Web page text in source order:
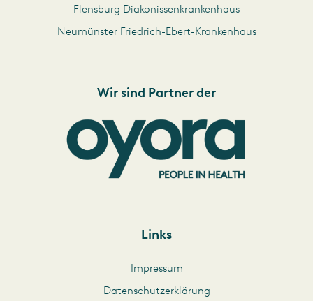
Flensburg Diakonissenkrankenhaus
Neumünster Friedrich-Ebert-Krankenhaus
Wir sind Partner der
Links
Impressum
Datenschutzerklärung